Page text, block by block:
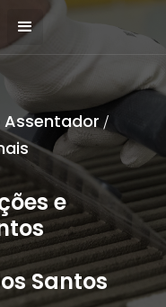
Assentador /
e
Santos